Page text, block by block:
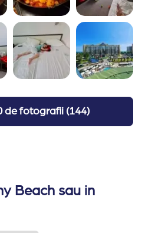
de fotografii (144)
Beach sau in